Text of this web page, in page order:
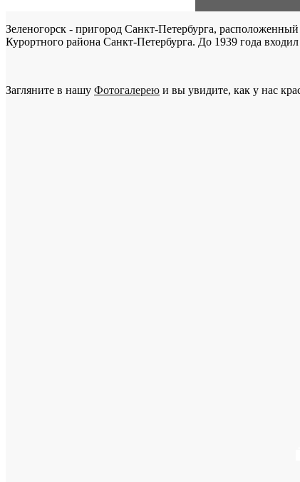
Зеленогорск - пригород Санкт-Петербурга,
Курортного района Санкт-Петербурга. До 1939 года
Загляните в нашу Фотогалерею и вы увидите, как у нас